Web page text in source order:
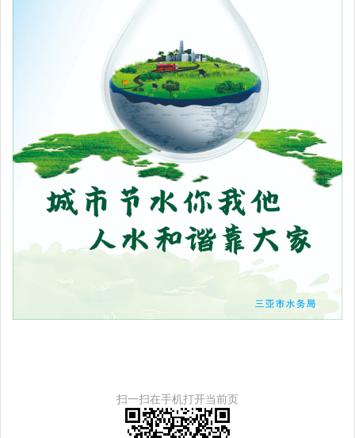
扫一扫在手机打开当前页